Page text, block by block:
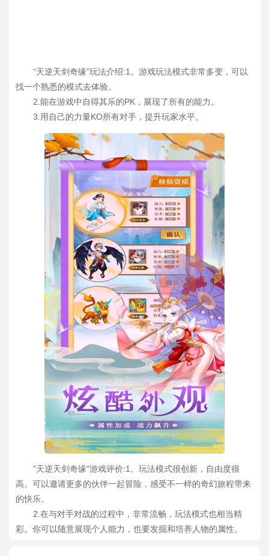
“天逆天剑奇缘”玩法介绍:1。游戏玩法模式非常多变，可以
找一个熟悉的模式去体验。
2.能在游戏中自得其乐的PK，展现了所有的能力。
3.用自己的力量KO所有对手，提升玩家水平。
"天逆天剑奇缘"游戏评价:1。玩法模式很创新，自由度很
高。可以邀请更多的伙伴一起冒险，感受不一样的奇幻旅程带来
的快乐。
2.在与对手对战的过程中，非常流畅，玩法模式也相当精
彩。你可以随意展现个人能力，也要发掘和培养人物的属性。